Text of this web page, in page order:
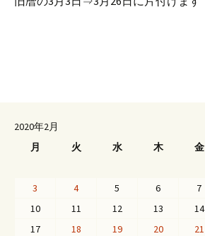
2020年2月
月
火 水 木 金
3
4 5 6 7
10
11 12 13 14
17
18 19 20 21